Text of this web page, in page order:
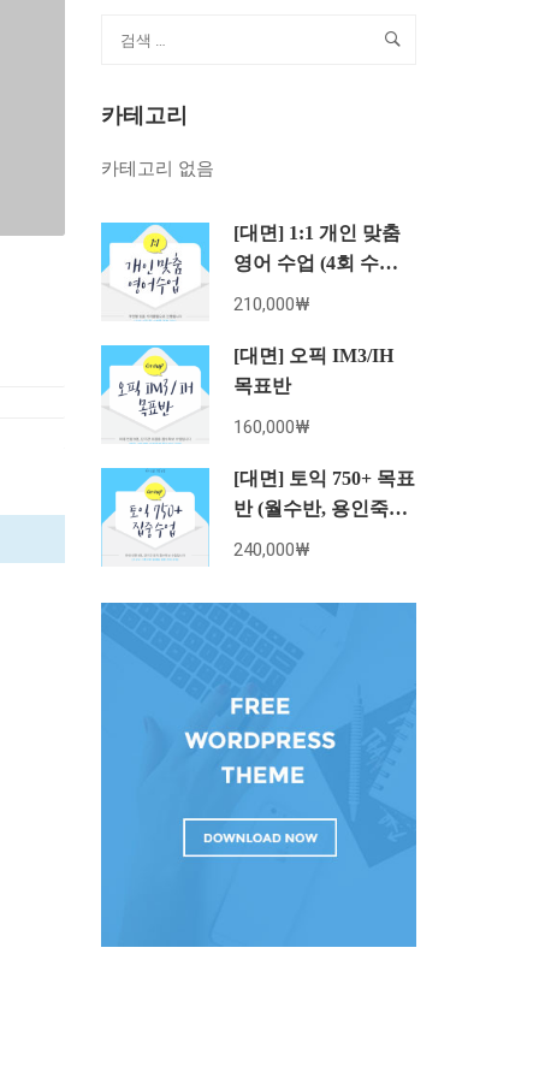
카테고리
카테고리 없음
[대면] 1:1 개인 맞춤
영어 수업 (4회 수강
권)
210,000₩
[대면] 오픽 IM3/IH
목표반
160,000₩
[대면] 토익 750+ 목표
반 (월수반, 용인죽전
8월 수강권)
240,000₩